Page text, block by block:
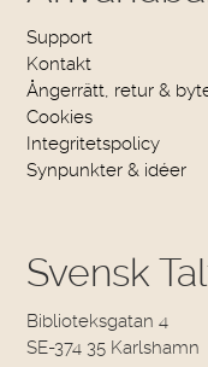
Support
Kontakt
Ångerrätt, retur &
Cookies
Integritetspolicy
Synpunkter & idéer
Svensk
Biblioteksgatan 4
SE-374 35 Karlshamn